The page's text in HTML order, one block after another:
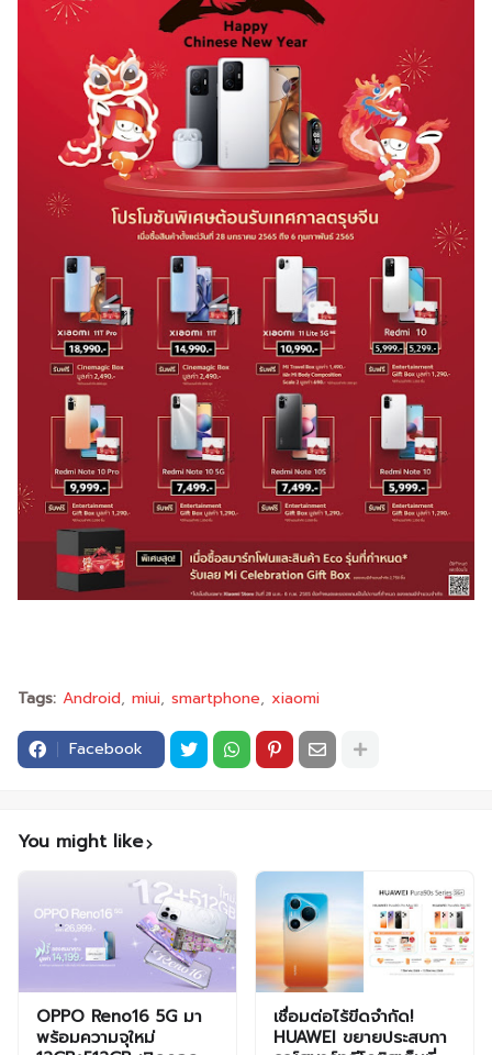
Tags: Android miui smartphone xiaomi
Facebook
You might like
OPPO Reno16 5G มา
พร้อมความจุใหม่
เชื่อมต่อไร้ขีดจำกัด!
HUAWEI ขยายประสบกา